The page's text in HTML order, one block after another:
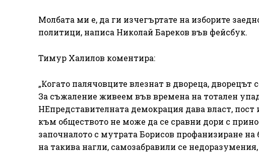
Молбата ми е, да ги изчегъртате на изборите
политици, написа Николай Бареков във фейсбук.
Тимур Халилов коментира:
„Когато палячовците влезнат в двореца, дворецът
За съжаление живеем във времена на тотален
НЕпредставителната демокрация дава власт,
към обществото не може да се сравни дори с
започналото с мутрата Борисов профанизиране
на такива нагли, самозабравили се